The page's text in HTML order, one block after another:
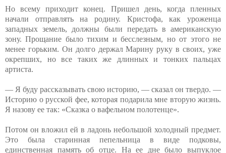
Но всему приходит конец. Пришел день, когда пленных
начали отправлять на родину. Кристофа, как уроженца
западных земель, должны были передать в американскую
зону. Прощание было тихим и бесслезным, но от этого не
менее горьким. Он долго держал Марину руку в своих, уже
окрепших, но все таких же длинных и тонких пальцах
артиста.
— Я буду рассказывать свою историю, — сказал он твердо. —
Историю о русской фее, которая подарила мне вторую жизнь.
Я назову ее так: «Сказка о вафельном полотенце».
Потом он вложил ей в ладонь небольшой холодный предмет.
Это была старинная пепельница в виде подковы,
единственная память об отце. На ее дне было выпуклое